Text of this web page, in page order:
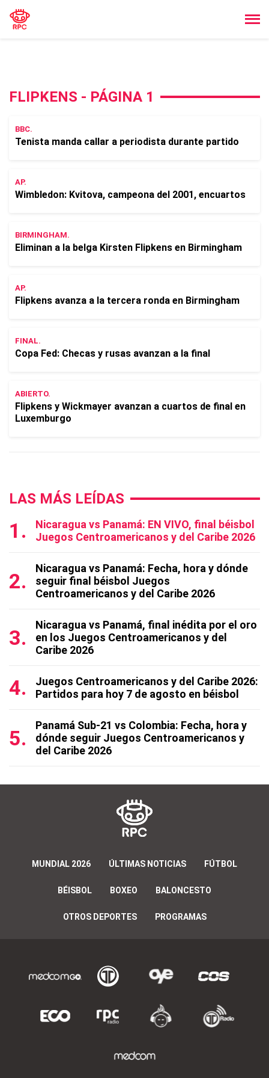
FLIPKENS - PÁGINA 1
BBC.
Tenista manda callar a periodista durante partido
AP.
Wimbledon: Kvitova, campeona del 2001, encuartos
BIRMINGHAM.
Eliminan a la belga Kirsten Flipkens en Birmingham
AP.
Flipkens avanza a la tercera ronda en Birmingham
FINAL.
Copa Fed: Checas y rusas avanzan a la final
ABIERTO.
Flipkens y Wickmayer avanzan a cuartos de final en
Luxemburgo
LAS MÁS LEÍDAS
Nicaragua vs Panamá: EN VIVO, final béisbol
Juegos Centroamericanos y del Caribe 2026
Nicaragua vs Panamá: Fecha, hora y dónde
seguir final béisbol Juegos
Centroamericanos y del Caribe 2026
Nicaragua vs Panamá, final inédita por el oro
en los Juegos Centroamericanos y del
Caribe 2026
Juegos Centroamericanos y del Caribe 2026:
Partidos para hoy 7 de agosto en béisbol
Panamá Sub-21 vs Colombia: Fecha, hora y
dónde seguir Juegos Centroamericanos y
del Caribe 2026
MUNDIAL 2026 ÚLTIMAS NOTICIAS FÚTBOL
BÉISBOL BOXEO BALONCESTO
OTROS DEPORTES PROGRAMAS